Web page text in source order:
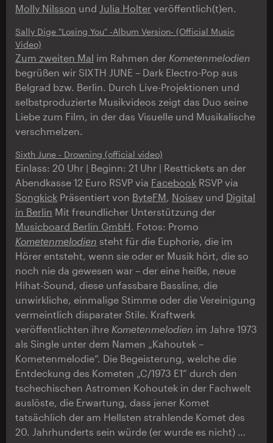
Molly Nilsson und Julia Holter veröffentlich(t)en.
Sally Dige "Losing You" -Album Version- (Official Music
Video)
Zum zweiten Mal im Rahmen der Kometenmelodien
begrüßen wir SIXTH JUNE – Dark Electro-Pop aus
Belgrad bzw. Berlin. Durch Live-Projektionen und
selbstproduzierte Musikvideos zeigt das Duo seine
Liebe zum Film, in der das Visuelle und Musikalische
verschmelzen.
Sixth June - Drowning (official video)
Einlass: 20 Uhr | Beginn: 21 Uhr | Resttickets an der
Abendkasse 12 Euro RSVP via Facebook RSVP via
Songkick Präsentiert von ByteFM Noisey und Digital
in Berlin Mit freundlicher Unterstützung der
Musicboard Berlin GmbH . Fotos: Promo
Kometenmelodien steht für die Euphorie, die im
Hörer entsteht, wenn sie oder er Musik hört, die so
noch nie da gewesen war – der eine heiße, neue
Hihat-Sound, diese unfassbare Bassline, die
unwirkliche, einmalige Stimme oder die Vereinigung
vermeintlich disparater Stile. Kraftwerk
veröffentlichten ihre Kometenmelodien im Jahre 1973
als Single unter dem Namen „Kahoutek –
Kometenmelodie“. Die Begeisterung, welche die
Entdeckung des Kometen „C/1973 E1“ durch den
tschechischen Astromen Kohoutek in der Fachwelt
auslöste, die Erwartung, dass jener Komet
tatsächlich der am Hellsten strahlende Komet des
20. Jahrhunderts sein würde (er wurde es nicht) …